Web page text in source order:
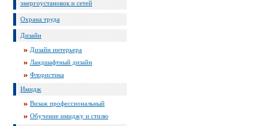
энергоустановок и сетей
Охрана труда
Дизайн
Дизайн интерьера
Ландшафтный дизайн
Флористика
Имидж
Визаж профессиональный
Обучение имиджу и стилю